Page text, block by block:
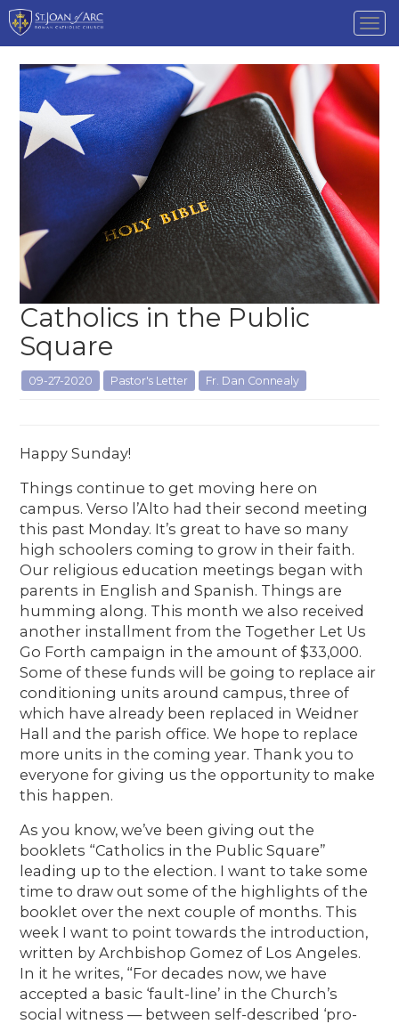
Catholics in the Public
Square
09-27-2020 Pastor's Letter Fr. Dan Connealy
Happy Sunday!
Things continue to get moving here on
campus. Verso l’Alto had their second meeting
this past Monday. It’s great to have so many
high schoolers coming to grow in their faith.
Our religious education meetings began with
parents in English and Spanish. Things are
humming along. This month we also received
another installment from the Together Let Us
Go Forth campaign in the amount of $33,000.
Some of these funds will be going to replace air
conditioning units around campus, three of
which have already been replaced in Weidner
Hall and the parish office. We hope to replace
more units in the coming year. Thank you to
everyone for giving us the opportunity to make
this happen.
As you know, we’ve been giving out the
booklets “Catholics in the Public Square”
leading up to the election. I want to take some
time to draw out some of the highlights of the
booklet over the next couple of months. This
week I want to point towards the introduction,
written by Archbishop Gomez of Los Angeles.
In it he writes, “For decades now, we have
accepted a basic ‘fault-line’ in the Church’s
social witness — between self-described ‘pro-